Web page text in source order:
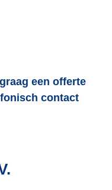
een offerte
contact